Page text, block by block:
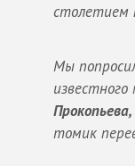
столетием
Мы
известного
Прокопьева,
томик